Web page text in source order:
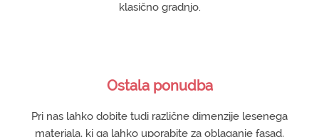
klasično gradnjo.
Ostala ponudba
Pri nas lahko dobite tudi različne dimenzije lesenega
materiala, ki ga lahko uporabite za oblaganje fasad,